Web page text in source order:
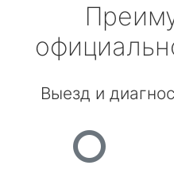
Выезд и